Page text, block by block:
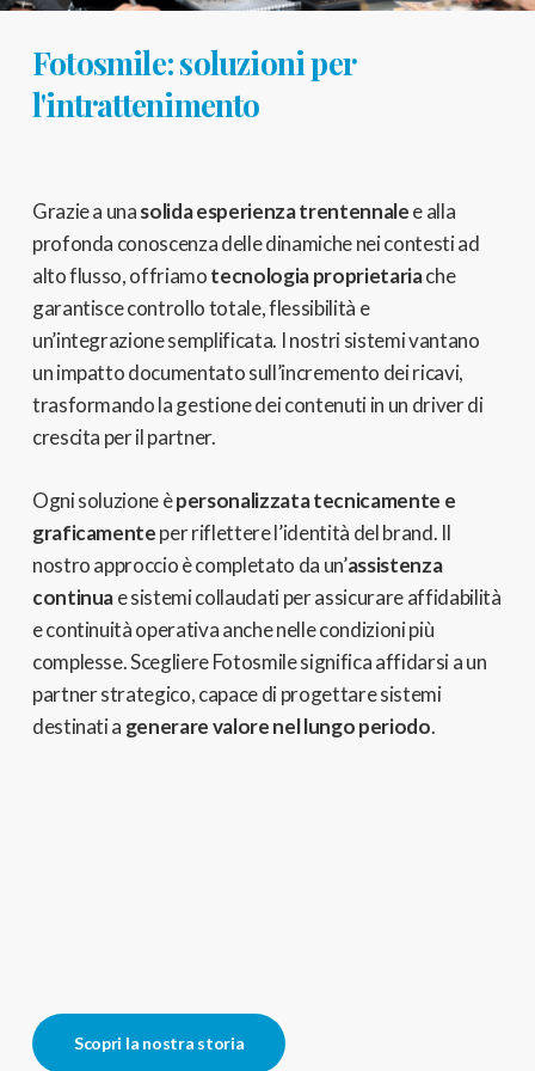
Fotosmile: soluzioni per
l'intrattenimento
Grazie a unasolida esperienza trentennalee alla
profonda conoscenza delle dinamiche nei contesti ad
alto flusso, offriamotecnologia proprietariache
garantisce controllo totale, flessibilità e
un’integrazione semplificata. I nostri sistemi vantano
un impatto documentato sull’incremento dei ricavi,
trasformando la gestione dei contenuti in un driver di
crescita per il partner.
Ogni soluzione èpersonalizzata tecnicamente e
graficamenteper riflettere l’identità del brand. Il
nostro approccio è completato da un’assistenza
continuae sistemi collaudati per assicurare affidabilità
e continuità operativa anche nelle condizioni più
complesse. Scegliere Fotosmile significa affidarsi a un
partner strategico, capace di progettare sistemi
destinati a generare valore nel lungo periodo.
Scopri la nostra storia